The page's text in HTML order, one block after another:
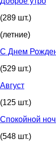
(289 шт.)
(летние)
С Днем
(529 шт.)
Август
(125 шт.)
Спокойной
(548 шт.)